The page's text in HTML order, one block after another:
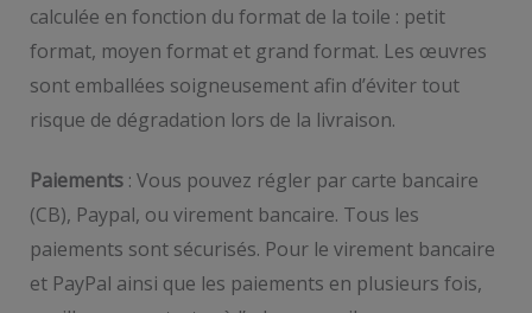
calculée en fonction du format de la toile : petit
format, moyen format et grand format. Les œuvres
sont emballées soigneusement afin d’éviter tout
risque de dégradation lors de la livraison.
Paiements: Vous pouvez régler par carte bancaire
(CB), Paypal, ou virement bancaire. Tous les
paiements sont sécurisés. Pour le virement bancaire
et PayPal ainsi que les paiements en plusieurs fois,